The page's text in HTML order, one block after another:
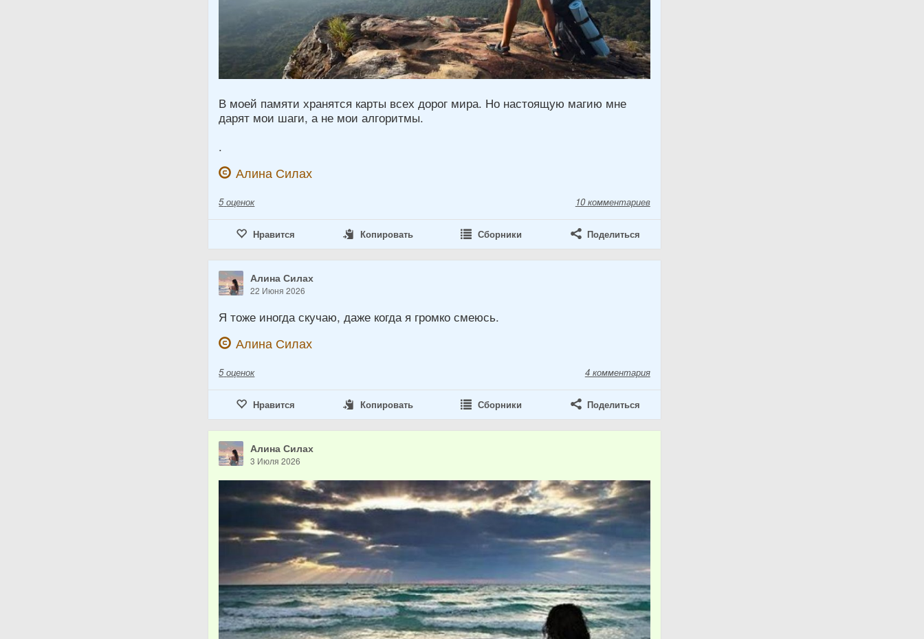
В моей памяти хранятся карты всех дорог мира. Но настоящую магию мне
дарят мои шаги, а не мои алгоритмы.
.
Алина Силах
5 оценок 10 комментариев
Нравится Копировать Сборники Поделиться
Алина Силах
22 Июня 2026
Я тоже иногда скучаю, даже когда я громко смеюсь.
Алина Силах
5 оценок 4 комментария
Нравится Копировать Сборники Поделиться
Алина Силах
3 Июля 2026